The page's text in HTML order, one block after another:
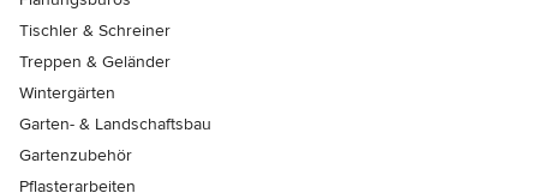
Tischler & Schreiner
Treppen & Geländer
Wintergärten
Garten- & Landschaftsbau
Gartenzubehör
Pflasterarbeiten